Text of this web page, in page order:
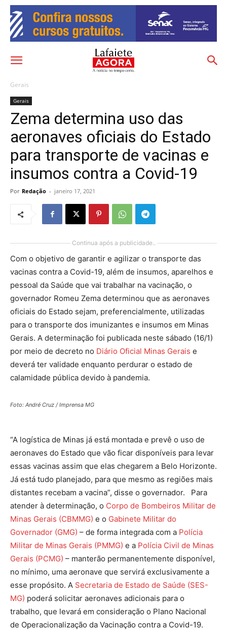
Gerais
Gerais
Zema determina uso das
aeronaves oficiais do Estado
para transporte de vacinas e
insumos contra a Covid-19
Por Redação - janeiro 17, 2021
Continua após a publicidade..
Com o objetivo de garantir e agilizar o transporte das
vacinas contra a Covid-19, além de insumos, aparelhos e
pessoal da Saúde que vai trabalhar na vacinação, o
governador Romeu Zema determinou que as aeronaves
oficiais do Estado sejam, preferencialmente, utilizadas
para o transporte dos imunizantes e insumos em Minas
Gerais. A determinação foi publicada neste sábado (16/1)
por meio de decreto no Diário Oficial Minas Gerais e
deverá ter validade enquanto perdurar o estado de
calamidade pública devido à pandemia.
Foto: André Cruz / Imprensa MG
“A logística de Minas já está montada e prevê o uso de
aeronaves do Estado que vão ficar disponíveis para levar
essas vacinas assim que elas chegarem a Belo Horizonte.
Já está tudo planejado, para que mesmo as regiões mais
distantes recebam a vacina”, disse o governador. Para
atender à determinação, o Corpo de Bombeiros Militar de
Minas Gerais (CBMMG) e o Gabinete Militar do
Governador (GMG) – de forma integrada com a Polícia
Militar de Minas Gerais (PMMG) e a Polícia Civil de Minas
Gerais (PCMG) – manterão permanentemente disponível,
no mínimo, uma aeronave que servirá exclusivamente a
esse propósito. A Secretaria de Estado de Saúde (SES-
MG) poderá solicitar aeronaves adicionais para o
trabalho, que levará em consideração o Plano Nacional
de Operacionalização da Vacinação contra a Covid-19.